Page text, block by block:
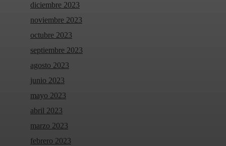
diciembre 2023
noviembre 2023
octubre 2023
septiembre 2023
agosto 2023
junio 2023
mayo 2023
abril 2023
marzo 2023
febrero 2023